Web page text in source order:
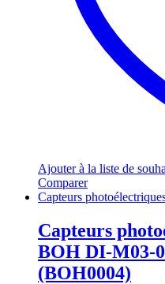
Ajouter à la liste de
Comparer
Capteurs
Capteurs
BOH DI-M03-
(BOH0004)